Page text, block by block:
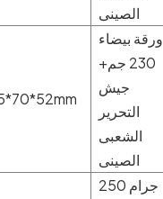
الصينى
ورقة بيضاء
230 جم+
جيش
التحرير
الشعبى
الصينى
250 جرام